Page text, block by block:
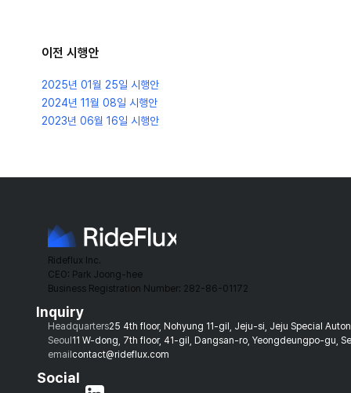
이전 시행안
2025년 01월 25일 시행안
2024년 11월 08일 시행안
2023년 06월 16일 시행안
Rideflux Inc.
CEO: Park Joong-hee
Business Registration Number: 282-86-01172
Inquiry
Headquarters25 4th floor, Nohyung 11-gil, Jeju-si, Jeju Special
Seoul 11 W-dong, 7th floor, 41-gil, Dangsan-ro, Yeongdeungpo-gu,
email contact@rideflux.com
Social